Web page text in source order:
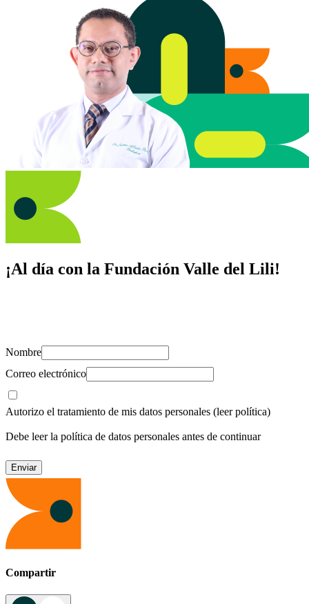
¡Al día con la Fundación Valle del Lili!
Nombre
Correo electrónico
Autorizo el tratamiento de mis datos personales (leer política)
Debe leer la política de datos personales antes de continuar
Compartir